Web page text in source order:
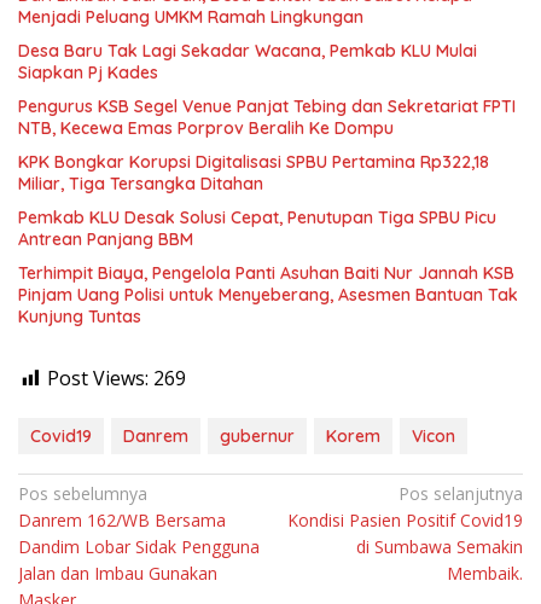
Menjadi Peluang UMKM Ramah Lingkungan
Desa Baru Tak Lagi Sekadar Wacana, Pemkab KLU Mulai
Siapkan Pj Kades
Pengurus KSB Segel Venue Panjat Tebing dan Sekretariat FPTI
NTB, Kecewa Emas Porprov Beralih Ke Dompu
KPK Bongkar Korupsi Digitalisasi SPBU Pertamina Rp322,18
Miliar, Tiga Tersangka Ditahan
Pemkab KLU Desak Solusi Cepat, Penutupan Tiga SPBU Picu
Antrean Panjang BBM
Terhimpit Biaya, Pengelola Panti Asuhan Baiti Nur Jannah KSB
Pinjam Uang Polisi untuk Menyeberang, Asesmen Bantuan Tak
Kunjung Tuntas
Post Views: 269
Covid19 Danrem gubernur Korem Vicon
Navigasi
pos
Pos sebelumnya
Danrem 162/WB Bersama
Dandim Lobar Sidak Pengguna
Jalan dan Imbau Gunakan
Pos selanjutnya
Kondisi Pasien Positif Covid19
di Sumbawa Semakin
Membaik.